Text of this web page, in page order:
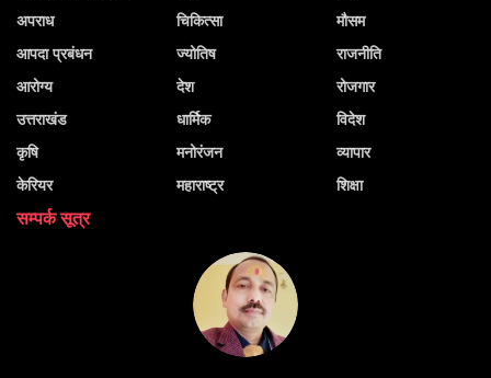
अपराध
आपदा प्रबंधन
आरोग्य
उत्तराखंड
कृषि
केरियर
चिकित्सा
ज्योतिष
देश
धार्मिक
मनोरंजन
महाराष्ट्र
मौसम
राजनीति
रोजगार
विदेश
व्यापार
शिक्षा
सम्पर्क सूत्र